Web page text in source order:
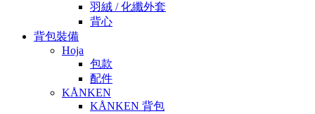
羽絨 / 化纖外套
背心
背包裝備
Hoja
包款
配件
KÅNKEN
KÅNKEN 背包